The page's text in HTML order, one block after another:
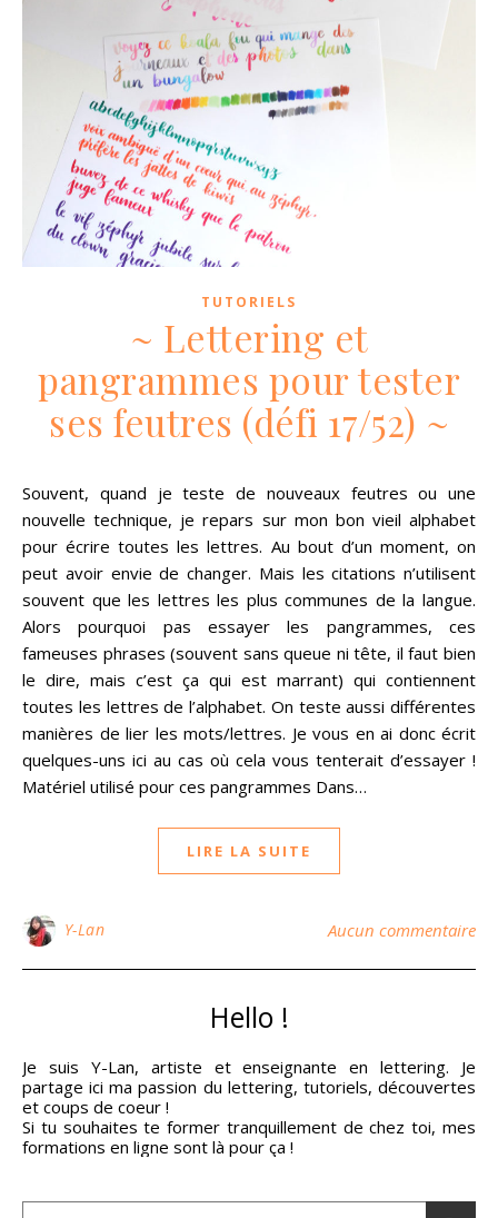
TUTORIELS
~ Lettering et
pangrammes pour tester
ses feutres (défi 17/52) ~
Souvent, quand je teste de nouveaux feutres ou une
nouvelle technique, je repars sur mon bon vieil alphabet
pour écrire toutes les lettres. Au bout d’un moment, on
peut avoir envie de changer. Mais les citations n’utilisent
souvent que les lettres les plus communes de la langue.
Alors pourquoi pas essayer les pangrammes, ces
fameuses phrases (souvent sans queue ni tête, il faut bien
le dire, mais c’est ça qui est marrant) qui contiennent
toutes les lettres de l’alphabet. On teste aussi différentes
manières de lier les mots/lettres. Je vous en ai donc écrit
quelques-uns ici au cas où cela vous tenterait d’essayer !
Matériel utilisé pour ces pangrammes Dans…
LIRE LA SUITE
Y-Lan Aucun commentaire
Hello !
Je suis Y-Lan, artiste et enseignante en lettering. Je
partage ici ma passion du lettering, tutoriels, découvertes
et coups de coeur !
Si tu souhaites te former tranquillement de chez toi, mes
formations en ligne sont là pour ça !